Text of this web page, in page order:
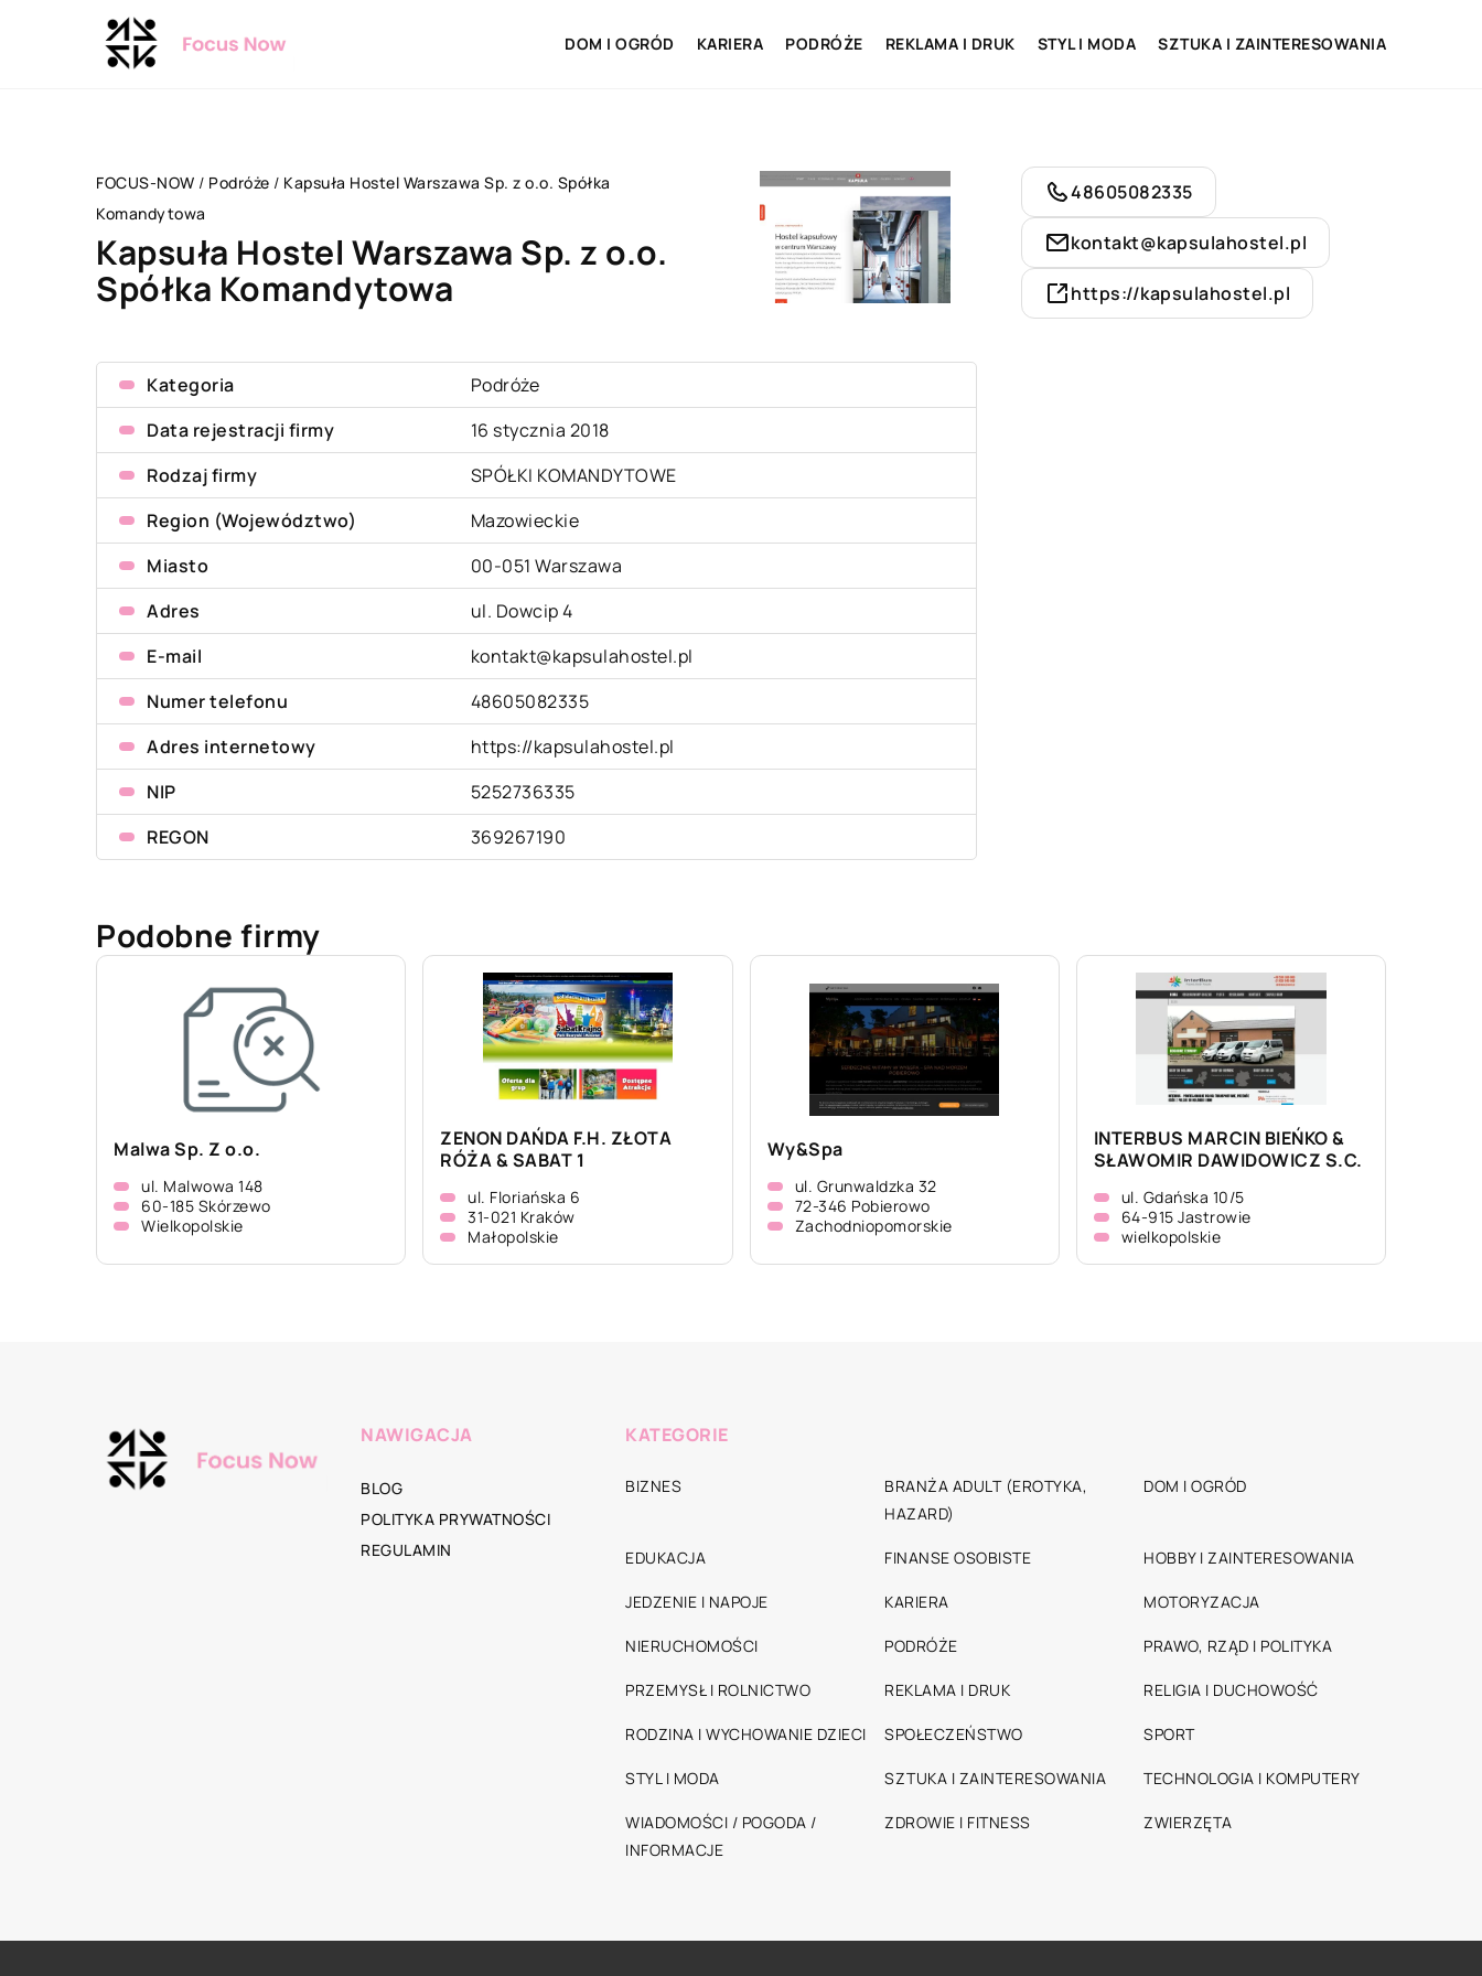
DOM I OGRÓD KARIERA PODRÓŻE REKLAMA I DRUK STYL I MODA SZTUKA I ZAINTERESOWANIA
FOCUS-NOW / Podróże / Kapsuła Hostel Warszawa Sp. z o.o. Spółka
Komandytowa
Kapsuła Hostel Warszawa Sp. z o.o.
Spółka Komandytowa
Kategoria
Podróże
Data rejestracji firmy
16 stycznia 2018
Rodzaj firmy
SPÓŁKI KOMANDYTOWE
Region (Województwo)
Mazowieckie
Miasto
00-051 Warszawa
Adres
ul. Dowcip 4
E-mail
kontakt@kapsulahostel.pl
Numer telefonu
48605082335
Adres internetowy
https://kapsulahostel.pl
NIP
5252736335
REGON
369267190
48605082335
kontakt@kapsulahostel.pl
https://kapsulahostel.pl
Podobne firmy
Malwa Sp. Z o.o.
ul. Malwowa 148
60-185 Skórzewo
Wielkopolskie
ZENON DAŃDA F.H. ZŁOTA
RÓŻA & SABAT 1
ul. Floriańska 6
31-021 Kraków
Małopolskie
Wy&Spa
ul. Grunwaldzka 32
72-346 Pobierowo
Zachodniopomorskie
INTERBUS MARCIN BIEŃKO &
SŁAWOMIR DAWIDOWICZ S.C.
ul. Gdańska 10/5
64-915 Jastrowie
wielkopolskie
NAWIGACJA
BLOG
POLITYKA PRYWATNOŚCI
REGULAMIN
KATEGORIE
BIZNES
BRANŻA ADULT (EROTYKA,
HAZARD)
DOM I OGRÓD
EDUKACJA FINANSE OSOBISTE HOBBY I ZAINTERESOWANIA
JEDZENIE I NAPOJE KARIERA MOTORYZACJA
NIERUCHOMOŚCI PODRÓŻE PRAWO, RZĄD I POLITYKA
PRZEMYSŁ I ROLNICTWO REKLAMA I DRUK RELIGIA I DUCHOWOŚĆ
RODZINA I WYCHOWANIE DZIECI SPOŁECZEŃSTWO SPORT
STYL I MODA SZTUKA I ZAINTERESOWANIA TECHNOLOGIA I KOMPUTERY
WIADOMOŚCI / POGODA /
INFORMACJE
ZDROWIE I FITNESS ZWIERZĘTA